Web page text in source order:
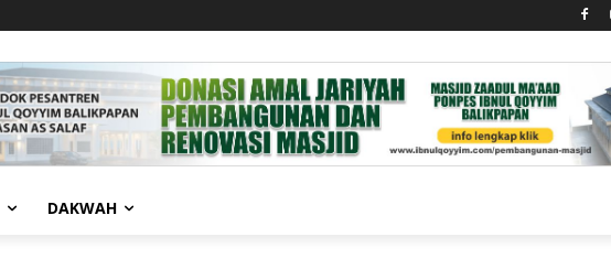
DAKWAH